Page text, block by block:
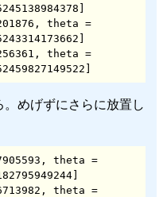
theta =
theta =
めげずにさらに放置し
theta =
theta =